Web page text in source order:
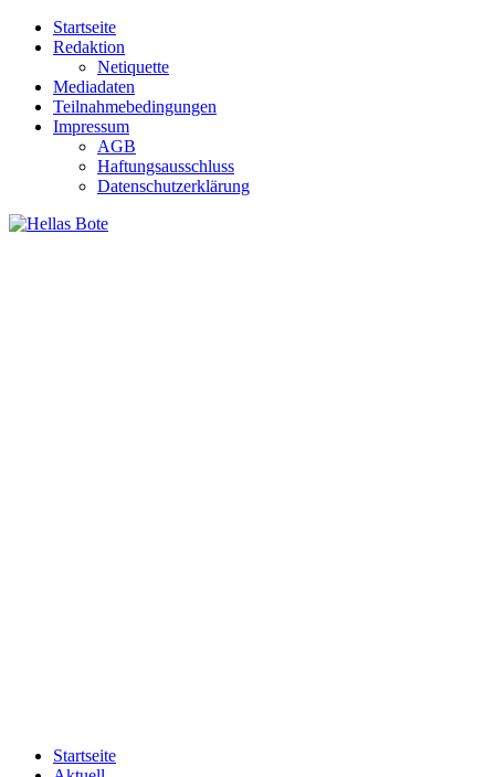
Zum
Inhalt
Startseite
Redaktion
Netiquette
Mediadaten
Teilnahmebedingungen
Impressum
AGB
Haftungsausschluss
Datenschutzerklärung
Startseite